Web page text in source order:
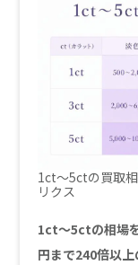
1ct〜5ctの買取
リクス
1ct〜5ctの相場
円まで240倍以上